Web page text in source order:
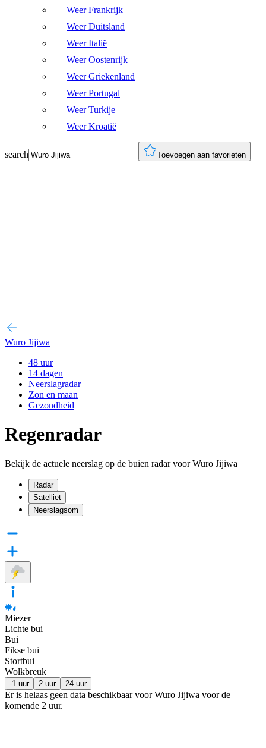
Weer Frankrijk
Weer Duitsland
Weer Italië
Weer Oostenrijk
Weer Griekenland
Weer Portugal
Weer Turkije
Weer Kroatië
search Toevoegen aan favorieten
Wuro Jijiwa
48 uur
14 dagen
Neerslagradar
Zon en maan
Gezondheid
Regenradar
Bekijk de actuele neerslag op de buien radar voor Wuro Jijiwa
Radar
Satelliet
Neerslagsom
Miezer
Lichte bui
Bui
Fikse bui
Stortbui
Wolkbreuk
-1 uur 2 uur 24 uur
Er is helaas geen data beschikbaar voor Wuro Jijiwa voor de
komende 2 uur.